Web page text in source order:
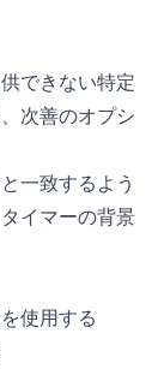
できない特定
次善のオプシ
一致するよう
イマーの背景
使用する